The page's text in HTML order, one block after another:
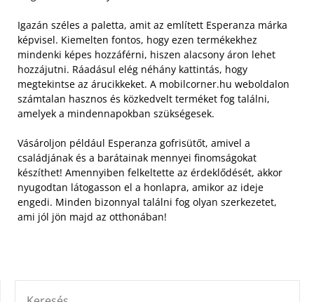
Igazán széles a paletta, amit az említett Esperanza márka
képvisel. Kiemelten fontos, hogy ezen termékekhez
mindenki képes hozzáférni, hiszen alacsony áron lehet
hozzájutni. Ráadásul elég néhány kattintás, hogy
megtekintse az árucikkeket. A mobilcorner.hu weboldalon
számtalan hasznos és közkedvelt terméket fog találni,
amelyek a mindennapokban szükségesek.
Vásároljon például Esperanza gofrisütőt, amivel a
családjának és a barátainak mennyei finomságokat
készíthet! Amennyiben felkeltette az érdeklődését, akkor
nyugodtan látogasson el a honlapra, amikor az ideje
engedi. Minden bizonnyal találni fog olyan szerkezetet,
ami jól jön majd az otthonában!